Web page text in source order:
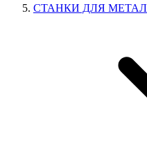
СТАНКИ ДЛЯ